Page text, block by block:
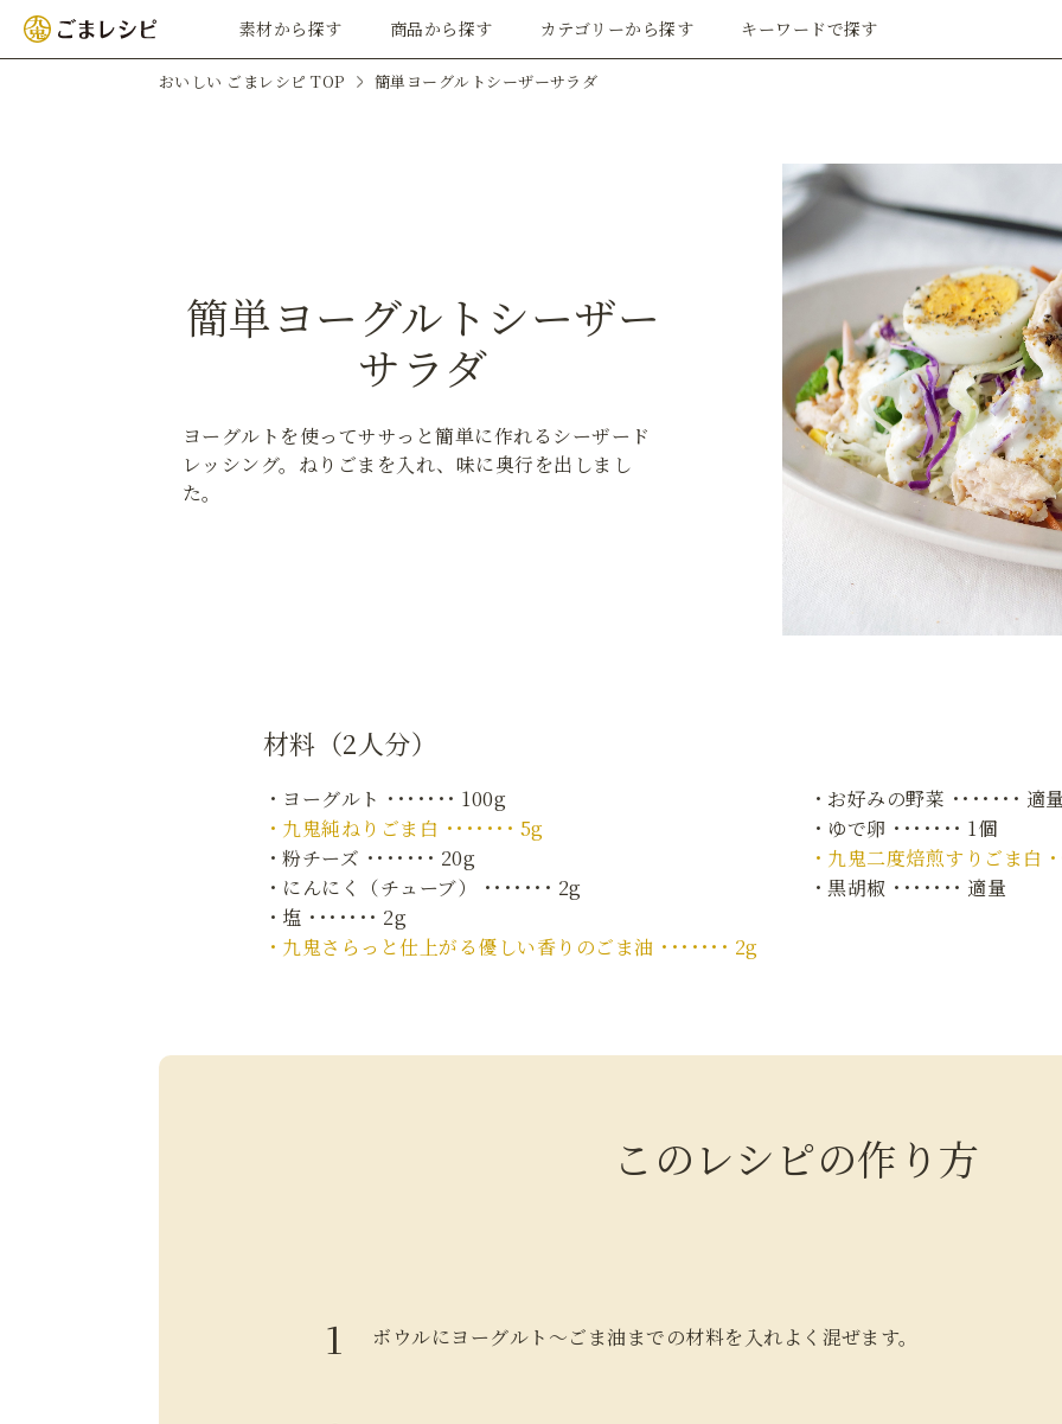
素材から探す 商品から探す カテゴリーから探す キーワードで探す
おいしい ごまレシピ TOP 簡単ヨーグルトシーザーサラダ
簡単ヨーグルトシーザー
サラダ
ヨーグルトを使ってササっと簡単に作れるシーザード
レッシング。ねりごまを入れ、味に奥行を出しまし
た。
材料（2人分）
・ヨーグルト ･･･････ 100g
・九鬼純ねりごま白 ･･･････ 5g
・粉チーズ ･･･････ 20g
・にんにく（チューブ） ･･･････ 2g
・塩 ･･･････ 2g
・九鬼さらっと仕上がる優しい香りのごま油 ･･･････ 2g
・お好みの野菜 ･･･････ 適量
・ゆで卵 ･･･････ 1個
・九鬼二度焙煎すりごま白
・黒胡椒 ･･･････ 適量
このレシピの作り方
ボウルにヨーグルト～ごま油までの材料を入れよく混ぜます。